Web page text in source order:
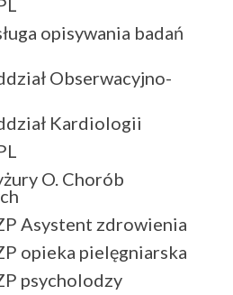
opisywania badań
Obserwacyjno-
Kardiologii
O. Chorób
Asystent zdrowienia
opieka pielęgniarska
psycholodzy